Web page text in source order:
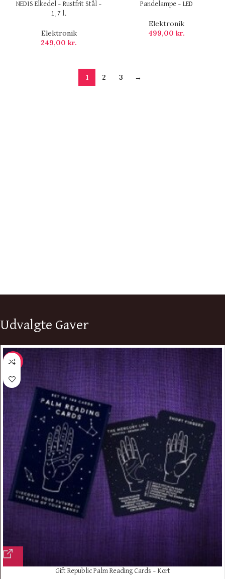
NEDIS Elkedel – Rustfrit Stål –
1,7 l.
Elektronik
249,00 kr.
Pandelampe – LED
Elektronik
499,00 kr.
1 2 3 →
Udvalgte Gaver
-10%
Gift Republic Palm Reading Cards – Kort